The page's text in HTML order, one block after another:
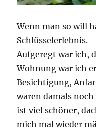
Wenn man so will
Schlüsselerlebnis.
Aufgeregt war ich,
Wohnung war ich
Besichtigung,
waren damals
ist viel schöner,
mich mal wieder